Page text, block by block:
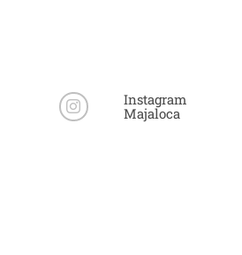
Instagram
Majaloca